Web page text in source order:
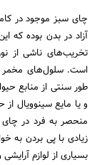
چای سبز موجود در
آزاد در بدن بوده که
تخریب‌های ناشی از
است. سلول‌های مخمر
طور سنتی از منابع
و یا مایع سینوویال
منحصر به فرد در
زیادی با پی بردن به
بسیاری از لوازم